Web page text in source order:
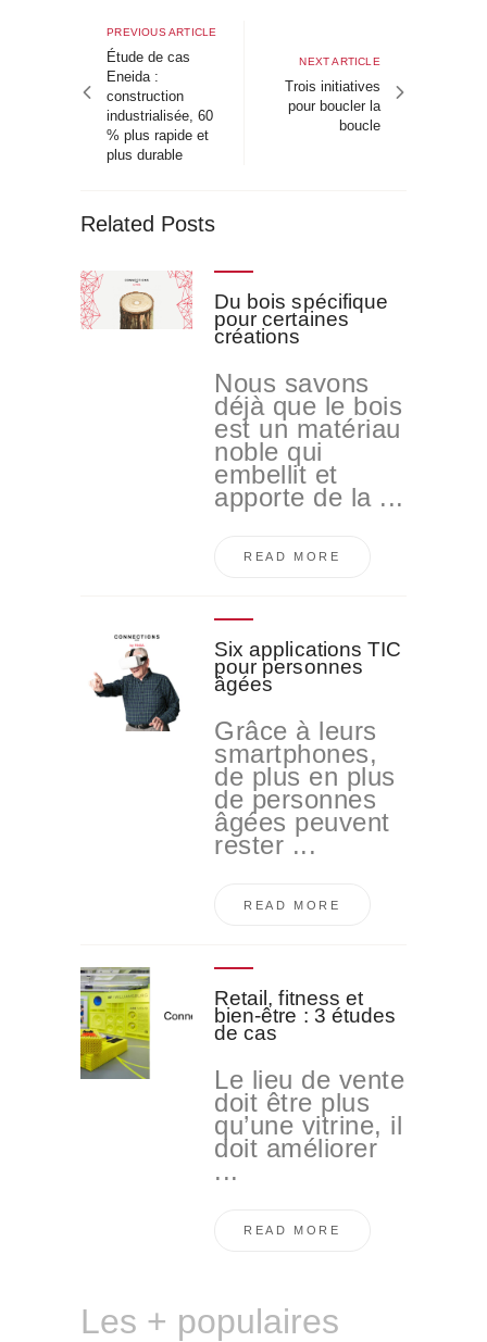
de
l’article
Previous
article
PREVIOUS ARTICLE
Étude de cas
Eneida :
construction
industrialisée, 60
% plus rapide et
plus durable
Next
article
NEXT ARTICLE
Trois initiatives
pour boucler la
boucle
Related Posts
Du bois spécifique
pour certaines
créations
Nous savons
déjà que le bois
est un matériau
noble qui
embellit et
apporte de la ...
READ MORE
Six applications TIC
pour personnes
âgées
Grâce à leurs
smartphones,
de plus en plus
de personnes
âgées peuvent
rester ...
READ MORE
Retail, fitness et
bien-être : 3 études
de cas
Le lieu de vente
doit être plus
qu’une vitrine, il
doit améliorer
...
READ MORE
Les + populaires